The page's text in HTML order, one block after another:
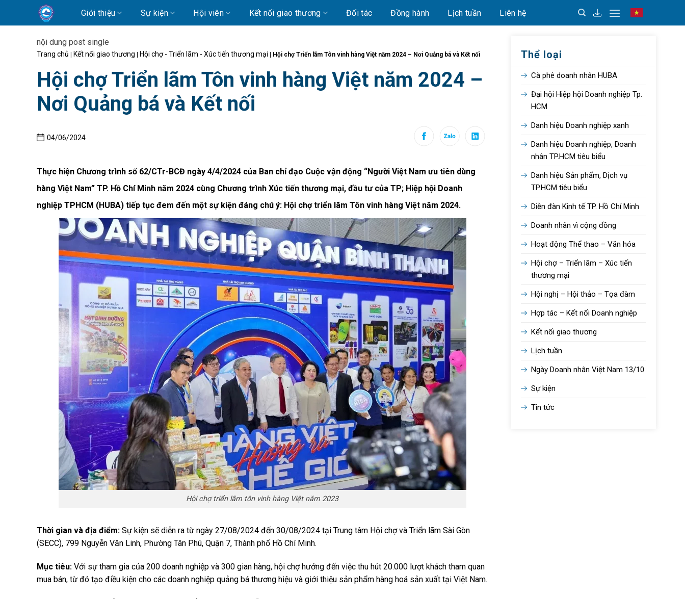
Giới thiệu Sự kiện Hội viên Kết nối giao thương Đối tác Đồng hành Lịch tuần Liên hệ
Vietnamese
nội dung post single
Trang chủ Kết nối giao thương Hội chợ - Triển lãm - Xúc tiến thương mại Hội chợ Triển lãm Tôn vinh hàng Việt năm 2024 – Nơi Quảng bá và Kết nối
Hội chợ Triển lãm Tôn vinh hàng Việt năm 2024 –
Nơi Quảng bá và Kết nối
04/06/2024
Thực hiện Chương trình số 62/CTr-BCĐ ngày 4/4/2024 của Ban chỉ đạo Cuộc vận động “Người Việt Nam ưu tiên dùng
hàng Việt Nam” TP. Hồ Chí Minh năm 2024 cùng Chương trình Xúc tiến thương mại, đầu tư của TP; Hiệp hội Doanh
nghiệp TPHCM (HUBA) tiếp tục đem đến một sự kiện đáng chú ý: Hội chợ triển lãm Tôn vinh hàng Việt năm 2024.
Hội chợ triển lãm tôn vinh hàng Việt năm 2023
Thời gian và địa điểm: Sự kiện sẽ diễn ra từ ngày 27/08/2024 đến 30/08/2024 tại Trung tâm Hội chợ và Triển lãm Sài Gòn
(SECC), 799 Nguyễn Văn Linh, Phường Tân Phú, Quận 7, Thành phố Hồ Chí Minh.
Mục tiêu: Với sự tham gia của 200 doanh nghiệp và 300 gian hàng, hội chợ hướng đến việc thu hút 20.000 lượt khách tham quan
mua bán, từ đó tạo điều kiện cho các doanh nghiệp quảng bá thương hiệu và giới thiệu sản phẩm hàng hoá sản xuất tại Việt Nam.
Thể loại
Cà phê doanh nhân HUBA
Đại hội Hiệp hội Doanh nghiệp Tp.
HCM
Danh hiệu Doanh nghiệp xanh
Danh hiệu Doanh nghiệp, Doanh
nhân TP.HCM tiêu biểu
Danh hiệu Sản phẩm, Dịch vụ
TP.HCM tiêu biểu
Diễn đàn Kinh tế TP. Hồ Chí Minh
Doanh nhân vì cộng đồng
Hoạt động Thể thao – Văn hóa
Hội chợ – Triển lãm – Xúc tiến
thương mại
Hội nghị – Hội thảo – Tọa đàm
Hợp tác – Kết nối Doanh nghiệp
Kết nối giao thương
Lịch tuần
Ngày Doanh nhân Việt Nam 13/10
Sự kiện
Tin tức